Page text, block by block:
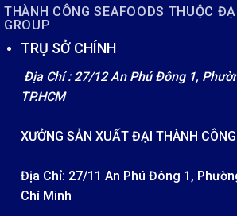
THÀNH CÔNG SEAFOODS THUỘC
GROUP
TRỤ SỞ CHÍNH
Địa Chỉ : 27/12 An Phú Đông 1,
TP.HCM
XƯỞNG SẢN XUẤT ĐẠI THÀNH CÔNG
Địa Chỉ: 27/11 An Phú Đông 1,
Chí Minh